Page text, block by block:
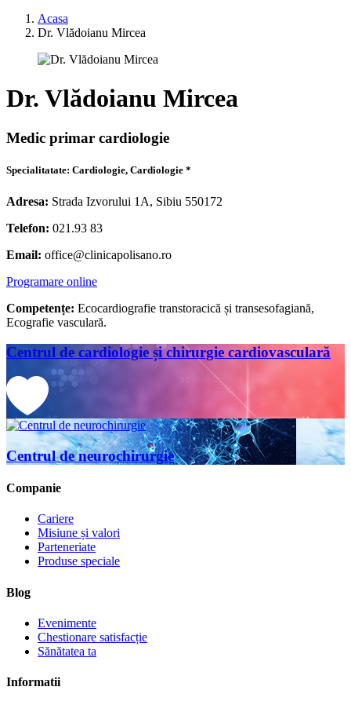
Acasa
Dr. Vlădoianu Mircea
Dr. Vlădoianu Mircea
Medic primar cardiologie
Specialitatate: Cardiologie, Cardiologie *
Adresa: Strada Izvorului 1A, Sibiu 550172
Telefon: 021.93 83
Email: office@clinicapolisano.ro
Programare online
Competențe: Ecocardiografie transtoracică și transesofagiană,
Ecografie vasculară.
Centrul de cardiologie și chirurgie cardiovasculară
Centrul de neurochirurgie
Companie
Cariere
Misiune și valori
Parteneriate
Produse speciale
Blog
Evenimente
Chestionare satisfacție
Sănătatea ta
Informatii